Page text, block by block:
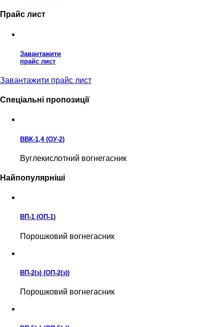
Прайс лист
Завантажити
прайс лист
Завантажити прайс лист
Спеціальні пропозиції
ВВК-1,4 (ОУ-2)
Вуглекислотний вогнегасник
Найпопулярніші
ВП-1 (ОП-1)
Порошковий вогнегасник
ВП-2(з) (ОП-2(з))
Порошковий вогнегасник